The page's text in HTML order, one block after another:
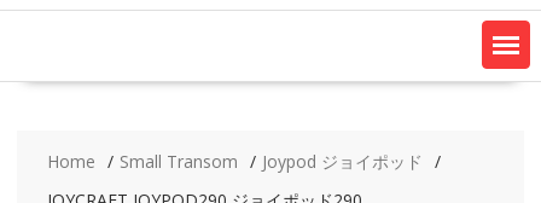
Home Small Transom
Joypod ジョイポッド